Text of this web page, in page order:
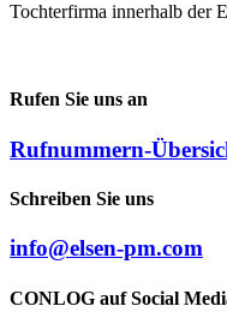
Tochterfirma innerhalb der
Rufen Sie uns an
Rufnummern-
Schreiben Sie uns
info@elsen-pm.com
CONLOG auf Social